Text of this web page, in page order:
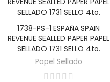
AÑADIR AL CARRITO
1738-PS-1 ESPAÑA SPAIN
REVENUE SEALLED PAPER PAPEL
SELLADO 1731 SELLO 4to.
Papel Sellado